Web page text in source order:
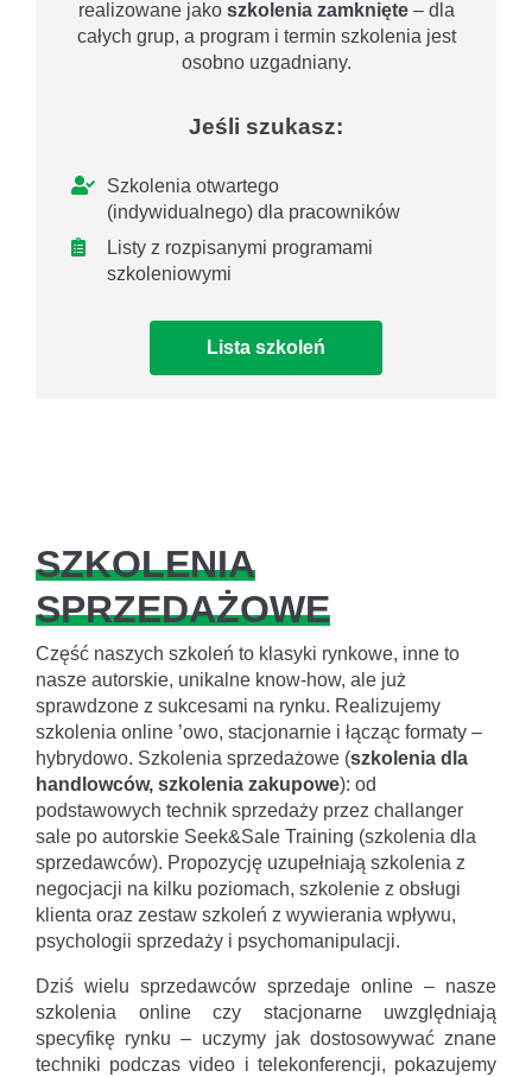
realizowane jako szkolenia zamknięte– dla
całych grup, a program i termin szkolenia jest
osobno uzgadniany.
Jeśli szukasz:
Szkolenia otwartego
(indywidualnego) dla pracowników
Listy z rozpisanymi programami
szkoleniowymi
Lista szkoleń
SZKOLENIA
SPRZEDAŻOWE
Część naszych szkoleń to klasyki rynkowe, inne to
nasze autorskie, unikalne know-how, ale już
sprawdzone z sukcesami na rynku. Realizujemy
szkolenia online ’owo, stacjonarnie i łącząc formaty –
hybrydowo. Szkolenia sprzedażowe (szkolenia dla
handlowców, szkolenia zakupowe): od
podstawowych technik sprzedaży przez challanger
sale po autorskie Seek&Sale Training (szkolenia dla
sprzedawców). Propozycję uzupełniają szkolenia z
negocjacji na kilku poziomach, szkolenie z obsługi
klienta oraz zestaw szkoleń z wywierania wpływu,
psychologii sprzedaży i psychomanipulacji.
Dziś wielu sprzedawców sprzedaje online – nasze
szkolenia online czy stacjonarne uwzględniają
specyfikę rynku – uczymy jak dostosowywać znane
techniki podczas video i telekonferencji, pokazujemy